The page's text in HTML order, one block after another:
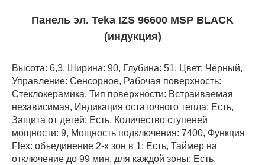
Панель эл. Teka IZS 96600 MSP BLACK
(индукция)
Высота: 6,3, Ширина: 90, Глубина: 51, Цвет: Чёрный,
Управление: Сенсорное, Рабочая поверхность:
Стеклокерамика, Тип поверхности: Встраиваемая
независимая, Индикация остаточного тепла: Есть,
Защита от детей: Есть, Количество ступеней
мощности: 9, Мощность подключения: 7400, Функция
Flex: объединение 2-х зон в 1: Есть, Таймер на
отключение до 99 мин. для каждой зоны: Есть,